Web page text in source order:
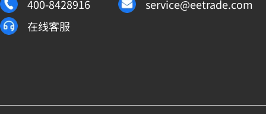
400-8428916
service@eetrade.com
在线客服